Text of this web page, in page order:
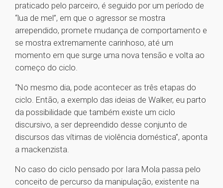
praticado pelo parceiro, é seguido por um período de
“lua de mel”, em que o agressor se mostra
arrependido, promete mudança de comportamento e
se mostra extremamente carinhoso, até um
momento em que surge uma nova tensão e volta ao
começo do ciclo.
“No mesmo dia, pode acontecer as três etapas do
ciclo. Então, a exemplo das ideias de Walker, eu parto
da possibilidade que também existe um ciclo
discursivo, a ser depreendido desse conjunto de
discursos das vítimas de violência doméstica”, aponta
a mackenzista.
No caso do ciclo pensado por Iara Mola passa pelo
conceito de percurso da manipulação, existente na